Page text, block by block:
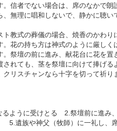
。信者でない場合は、席のなかで
、無理に唱和しないで、静かに聴い
教式の葬儀の場合、焼香のかわり
。花の持ち方は神式のように厳し
。祭壇の前に進み、献花台に花を
されても、茎を祭壇に向けて捧げ
クリスチャンなら十字を切って祈
るように受けとる 2.祭壇前に進み
遺族や神父（牧師）に一礼し、